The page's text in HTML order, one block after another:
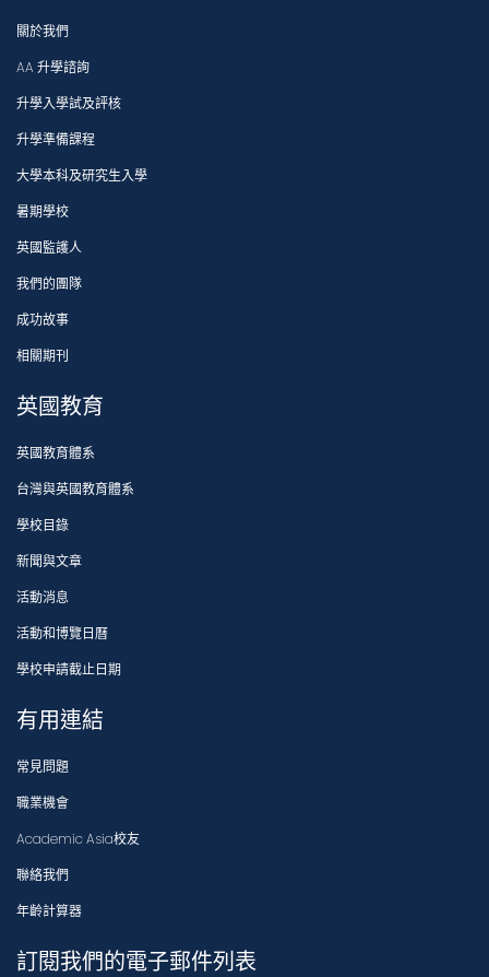
關於我們
AA 升學諮詢
升學入學試及評核
升學準備課程
大學本科及研究生入學
暑期學校
英國監護人
我們的團隊
成功故事
相關期刊
英國教育
英國教育體系
台灣與英國教育體系
學校目錄
新聞與文章
活動消息
活動和博覽日曆
學校申請截止日期
有用連結
常見問題
職業機會
Academic Asia校友
聯絡我們
年齡計算器
訂閱我們的電子郵件列表